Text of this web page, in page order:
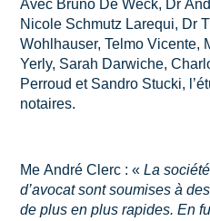
Avec Bruno De Weck, Dr
Nicole Schmutz Larequi, Dr
Wohlhauser, Telmo Vicente,
Yerly, Sarah Darwiche,
Perroud et Sandro Stucki,
notaires.
Me André Clerc : «La
d’avocat sont soumises à
de plus en plus rapides. En